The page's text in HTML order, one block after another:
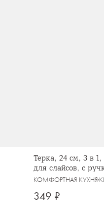
Терка, 24 см, 3 в
для слайсов, с
графитовая, Multi
КОМФОРТНАЯ КУХНЯ
349 ₽